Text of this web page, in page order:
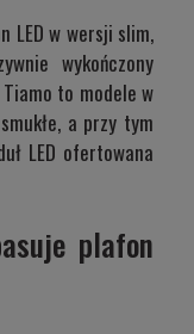
LED w wersji slim,
wykończony
to modele w
a przy tym
LED ofertowana
plafon